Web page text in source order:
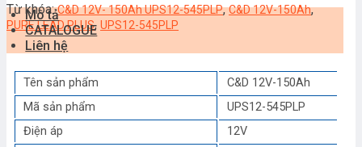
Từ khóa:C&D 12V- 150Ah UPS12-545PLP,C&D 12V-150Ah,
PURE LEAD PLUS, UPS12-545PLP
Mô tả
CATALOGUE
Liên hệ
Tên sản phẩm
C&D 12V-150Ah
Mã sản phẩm
UPS12-545PLP
Điện áp
12V